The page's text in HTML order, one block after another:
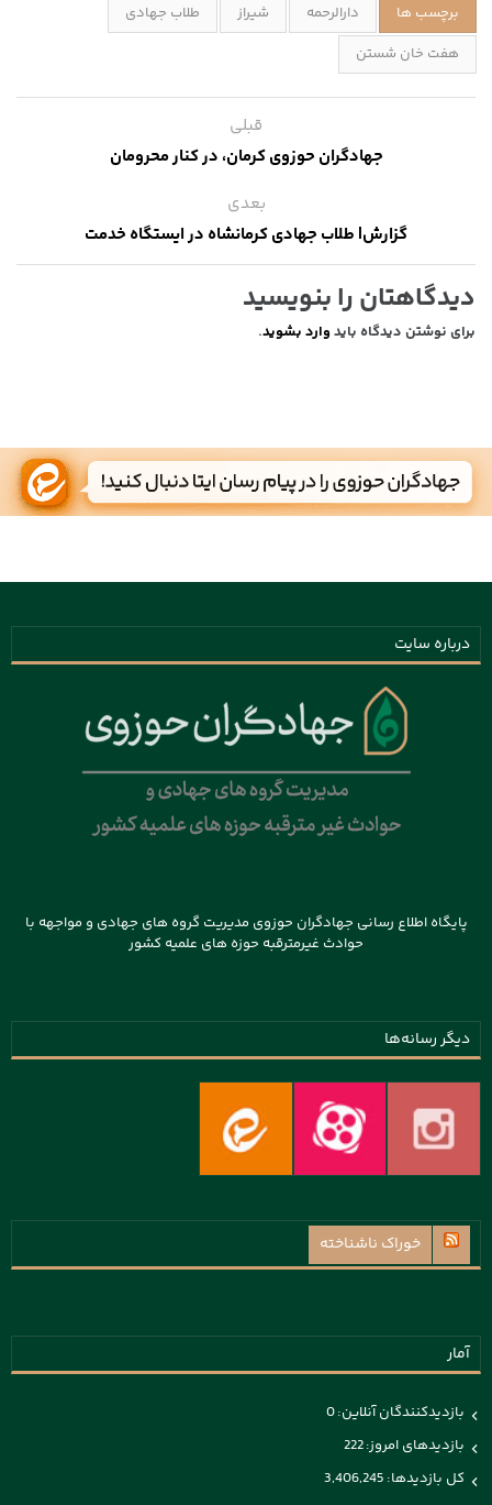
برچسب ها دارالرحمه شیراز
طلاب جهادی
هفت خان شستن
قبلی
جهادگران حوزوی کرمان، در کنار محرومان
بعدی
گزارش| طلاب جهادی کرمانشاه در ایستگاه خدمت
دیدگاهتان را بنویسید
برای نوشتن دیدگاه باید وارد بشوید.
درباره سایت
پایگاه اطلاع رسانی جهادگران حوزوی مدیریت گروه های جهادی و مواجهه با
حوادث غیرمترقبه حوزه های علمیه کشور
دیگر رسانه‌ها
خوراک ناشناخته
آمار
بازدیدکنندگان آنلاین:0
بازدیدهای امروز:222
کل بازدیدها: 3,406,245